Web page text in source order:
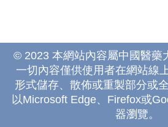
© 2023 本網站內容屬中國醫藥
一切內容僅供使用者在網站線
形式儲存、散佈或重製部分或
以Microsoft Edge、Firefox或
器瀏覽。